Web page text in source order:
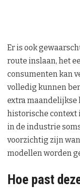
Er is ook
route inslaan, het
consumenten kan
volledig kunnen
extra maandelijkse
historische context
in de industrie
voorzichtig zijn
modellen worden
Hoe past